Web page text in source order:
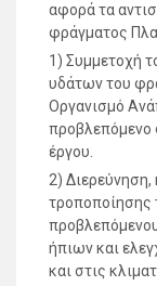
αφορά τα
φράγματος
1) Συμμετοχή
υδάτων του
Οργανισμό
προβλεπόμενο
έργου.
2)
τροποποίησης
ήπιων και
και στις